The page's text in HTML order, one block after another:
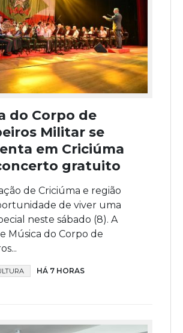
do Corpo de
Militar se
em Criciúma
gratuito
de Criciúma e região
de viver uma
neste sábado (8). A
Música do Corpo de
HÁ 7 HORAS